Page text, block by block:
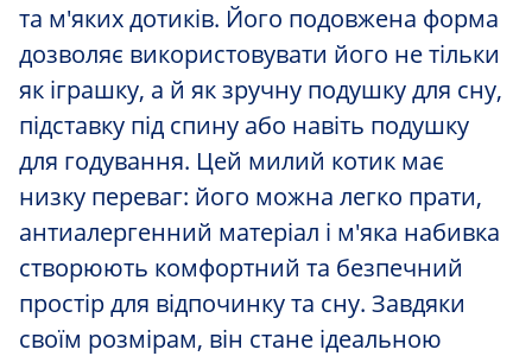
та м'яких дотиків. Його подовжена форма
дозволяє використовувати його не тільки
як іграшку, а й як зручну подушку для сну,
підставку під спину або навіть подушку
для годування. Цей милий котик має
низку переваг: його можна легко прати,
антиалергенний матеріал і м'яка набивка
створюють комфортний та безпечний
простір для відпочинку та сну. Завдяки
своїм розмірам, він стане ідеальною